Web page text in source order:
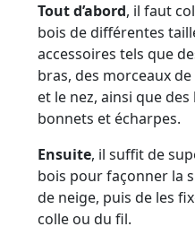
Tout d’abord, il faut
bois de différentes
accessoires tels que
bras, des morceaux
et le nez, ainsi que
bonnets et écharpes.
Ensuite, il suffit de
bois pour façonner la
de neige, puis de les
colle ou du fil.